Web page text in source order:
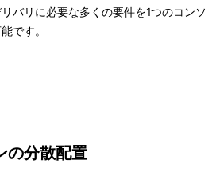
バリに必要な多くの要件を1つのコンソ
です。
の分散配置